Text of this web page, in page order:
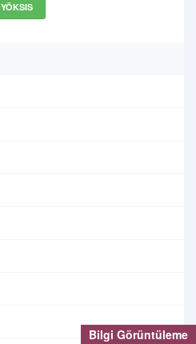
Bilgi Görüntüleme
YÖKSIS